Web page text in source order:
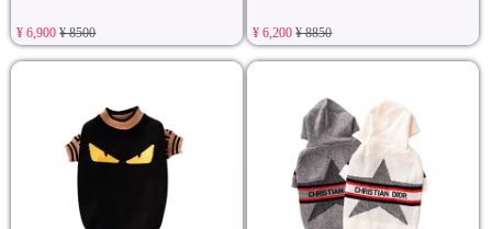
¥ 6,900¥ 8500 ¥ 6,200¥ 8850